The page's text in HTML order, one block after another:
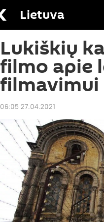
Lietuva
Lukiškių
filmo apie
filmavimui
06:05 27.04.2021